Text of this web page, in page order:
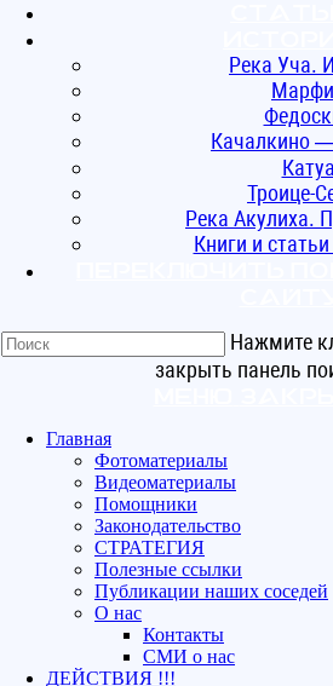
Река Уча.
Качалкино
Троице-
Река Акулиха.
Книги и
Нажмите
закрыть панель
Главная
Фотоматериалы
Видеоматериалы
Помощники
Законодательство
СТРАТЕГИЯ
Полезные ссылки
Публикации наших соседей
О нас
Контакты
СМИ о нас
ДЕЙСТВИЯ !!!